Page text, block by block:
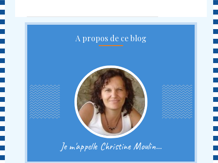
A propos de ce blog
Je m'appelle Christine Moulin...